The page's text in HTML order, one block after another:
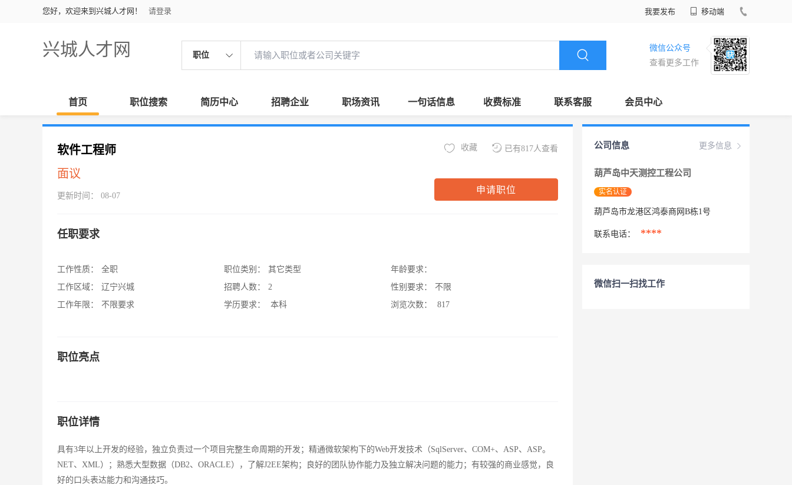
您好，欢迎来到兴城人才网！ 请登录 我要发布 移动端
兴城人才网 职位
微信公众号
查看更多工作
首页 职位搜索 简历中心 招聘企业 职场资讯 一句话信息 收费标准 联系客服 会员中心
软件工程师
面议
更新时间： 08-07
已有817人查看
收藏
申请职位
任职要求
工作性质：
全职
工作区域：
辽宁兴城
工作年限：
不限要求
职位类别：
其它类型
招聘人数：
2
学历要求：
本科
年龄要求：
性别要求：
不限
浏览次数：
817
职位亮点
职位详情
具有3年以上开发的经验，独立负责过一个项目完整生命周期的开发；精通微软架构下的Web开发技术（SqlServer、COM+、ASP、ASP。
NET、XML）；熟悉大型数据（DB2、ORACLE），了解J2EE架构；良好的团队协作能力及独立解决问题的能力；有较强的商业感觉，良
好的口头表达能力和沟通技巧。
更多信息
公司信息
葫芦岛中天测控工程公司
实名认证
葫芦岛市龙港区鸿泰商网B栋1号
联系电话： ****
微信扫一扫找工作